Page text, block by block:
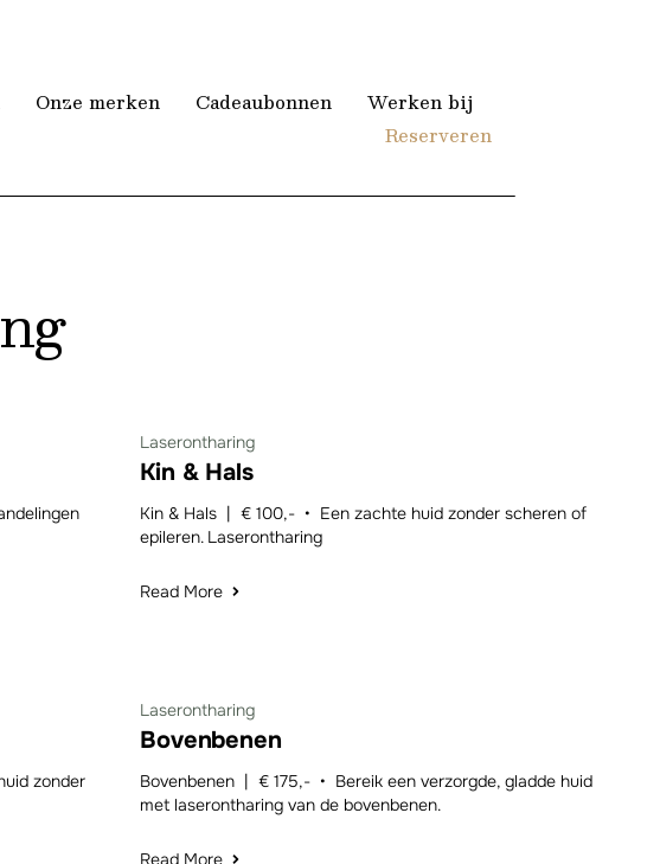
Onze merken Cadeaubonnen
Werken bij
Reserveren
Laserontharing
Kin & Hals
Kin & Hals | € 100,- • Een zachte huid zonder scheren of
epileren. Laserontharing
Read More
zonder
Laserontharing
Bovenbenen
Bovenbenen | € 175,- • Bereik een verzorgde, gladde huid
met laserontharing van de bovenbenen.
Read More